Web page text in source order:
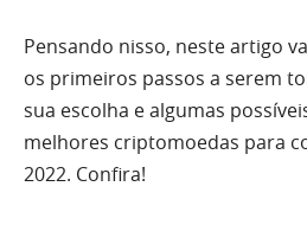
Pensando nisso, neste artigo
os primeiros passos a serem
sua escolha e algumas
melhores criptomoedas para
2022. Confira!